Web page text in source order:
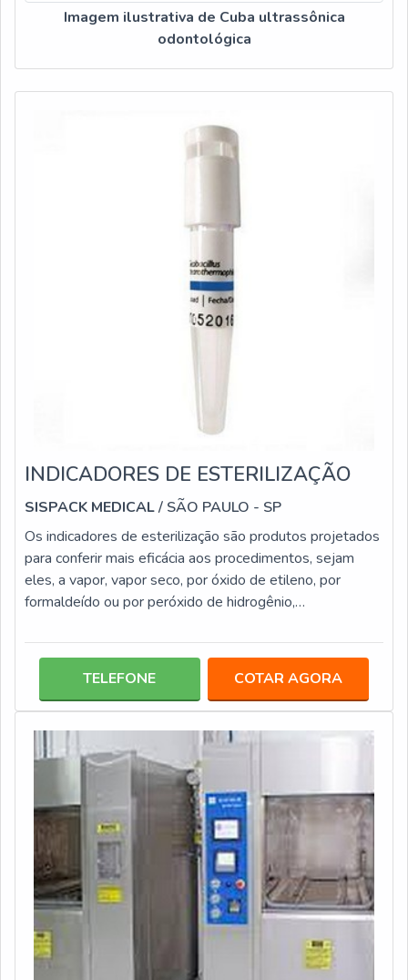
Imagem ilustrativa de Cuba ultrassônica
odontológica
INDICADORES DE ESTERILIZAÇÃO
SISPACK MEDICAL/ SÃO PAULO - SP
Os indicadores de esterilização são produtos projetados
para conferir mais eficácia aos procedimentos, sejam
eles, a vapor, vapor seco, por óxido de etileno, por
formaldeído ou por peróxido de hidrogênio,
hospitalares, entre outros locais.Além de determinantes
esterilização também são essenciais para centros
estéticos, que possuem autoclaves para esterilização de
instrumentos usados por dife
TELEFONE COTAR AGORA